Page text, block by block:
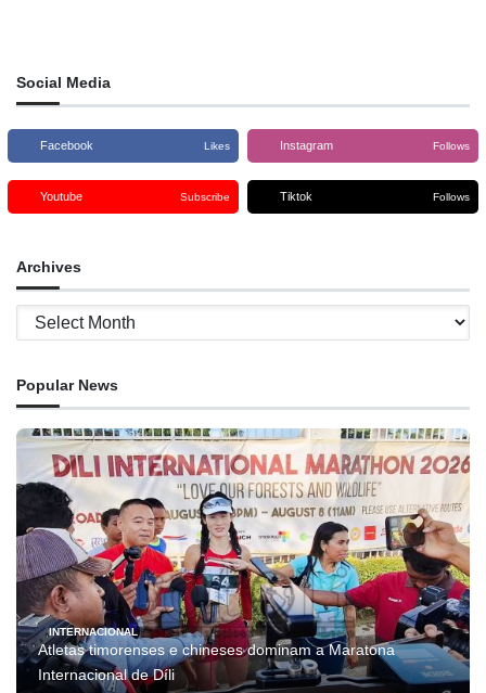
Social Media
Facebook Likes Instagram Follows
Youtube Subscribe Tiktok Follows
Archives
Archives
Popular News
INTERNACIONAL
Atletas timorenses e chineses dominam a Maratona
Internacional de Díli